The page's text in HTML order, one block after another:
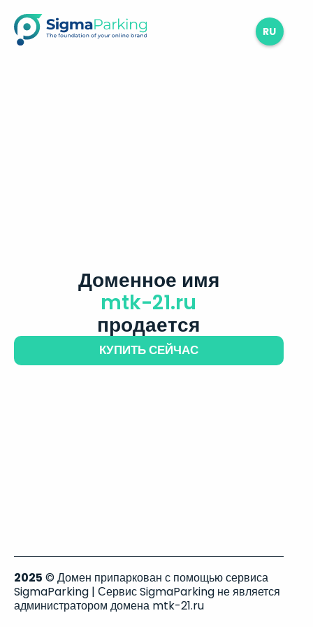
RU
Доменное имя
mtk-21.ru
продается
КУПИТЬ СЕЙЧАС
2025 © Домен припаркован с помощью сервиса
SigmaParking | Сервис SigmaParking не является
администратором домена mtk-21.ru